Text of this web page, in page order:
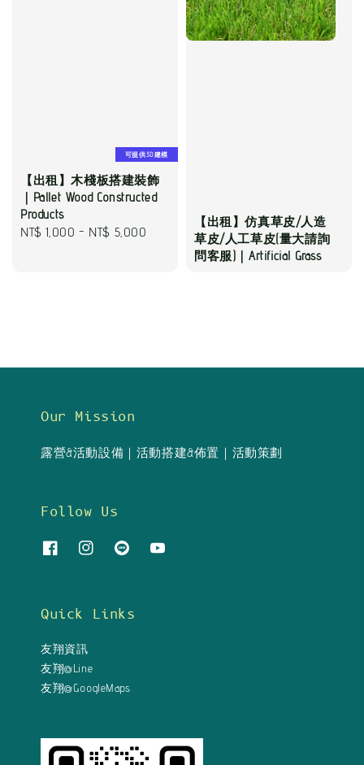
可提供3D建模
【出租】木棧板搭建裝飾
｜Pallet Wood Constructed
Products
Regular
NT$ 1,000 - NT$ 5,000
【出租】仿真草皮/人造
草皮/人工草皮(量大請詢
問客服)｜Artificial Grass
Our Mission
露營&活動設備｜活動搭建&佈置｜活動策劃
Follow Us
Quick Links
友翔資訊
友翔@Line
友翔@GoogleMaps